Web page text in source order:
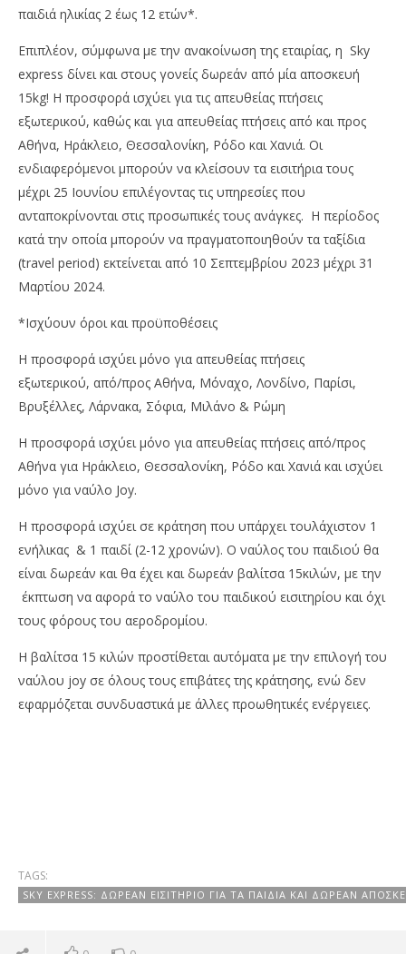
NOW VIEWING
Sky express: Δωρεάν εισιτήριο για τα παιδιά και
δωρεάν αποσκευή μέχρι τις 25 Ιουνίου
22/06/2023
pressroom
παιδιά ηλικίας 2 έως 12 ετών*.
Επιπλέον, σύμφωνα με την ανακοίνωση της εταιρίας, η Sky
express δίνει και στους γονείς δωρεάν από μία αποσκευή
15kg! Η προσφορά ισχύει για τις απευθείας πτήσεις
εξωτερικού, καθώς και για απευθείας πτήσεις από και προς
Αθήνα, Ηράκλειο, Θεσσαλονίκη, Ρόδο και Χανιά. Οι
ενδιαφερόμενοι μπορούν να κλείσουν τα εισιτήρια τους
μέχρι 25 Ιουνίου επιλέγοντας τις υπηρεσίες που
ανταποκρίνονται στις προσωπικές τους ανάγκες. Η περίοδος
κατά την οποία μπορούν να πραγματοποιηθούν τα ταξίδια
(travel period) εκτείνεται από 10 Σεπτεμβρίου 2023 μέχρι 31
Μαρτίου 2024.
*Ισχύουν όροι και προϋποθέσεις
Η προσφορά ισχύει μόνο για απευθείας πτήσεις
εξωτερικού, από/προς Αθήνα, Μόναχο, Λονδίνο, Παρίσι,
Βρυξέλλες, Λάρνακα, Σόφια, Μιλάνο & Ρώμη
Η προσφορά ισχύει μόνο για απευθείας πτήσεις από/προς
Αθήνα για Ηράκλειο, Θεσσαλονίκη, Ρόδο και Χανιά και ισχύει
μόνο για ναύλο Joy.
Η προσφορά ισχύει σε κράτηση που υπάρχει τουλάχιστον 1
ενήλικας & 1 παιδί (2-12 χρονών). Ο ναύλος του παιδιού θα
είναι δωρεάν και θα έχει και δωρεάν βαλίτσα 15κιλών, με την
έκπτωση να αφορά το ναύλο του παιδικού εισιτηρίου και όχι
τους φόρους του αεροδρομίου.
Η βαλίτσα 15 κιλών προστίθεται αυτόματα με την επιλογή του
ναύλου joy σε όλους τους επιβάτες της κράτησης, ενώ δεν
εφαρμόζεται συνδυαστικά με άλλες προωθητικές ενέργειες.
TAGS:
SKY EXPRESS: ΔΩΡΕΆΝ ΕΙΣΙΤΉΡΙΟ ΓΙΑ ΤΑ ΠΑΙΔΙΆ ΚΑΙ ΔΩΡΕΆΝ